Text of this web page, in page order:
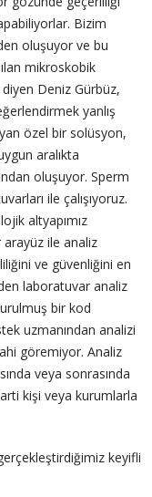
Bizim
oluşuyor ve bu
mikroskobik
Deniz Gürbüz,
yanlış
özel bir solüsyon,
aralıkta
oluşuyor. Sperm
ile çalışıyoruz.
altyapımız
arayüz ile analiz
ve güvenliğini en
laboratuvar analiz
bir kod
uzmanından analizi
göremiyor. Analiz
veya sonrasında
kişi veya kurumlarla
keyifli